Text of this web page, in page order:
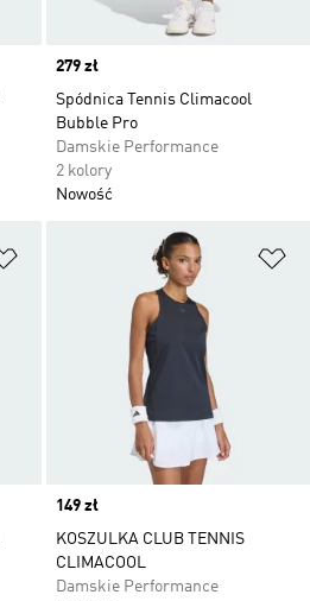
Price
279 zł
Spódnica Tennis Climacool
Bubble Pro
Damskie Performance
2 kolory
Nowość
Dodaj do listy życzeń
Price
149 zł
KOSZULKA CLUB TENNIS
CLIMACOOL
Damskie Performance